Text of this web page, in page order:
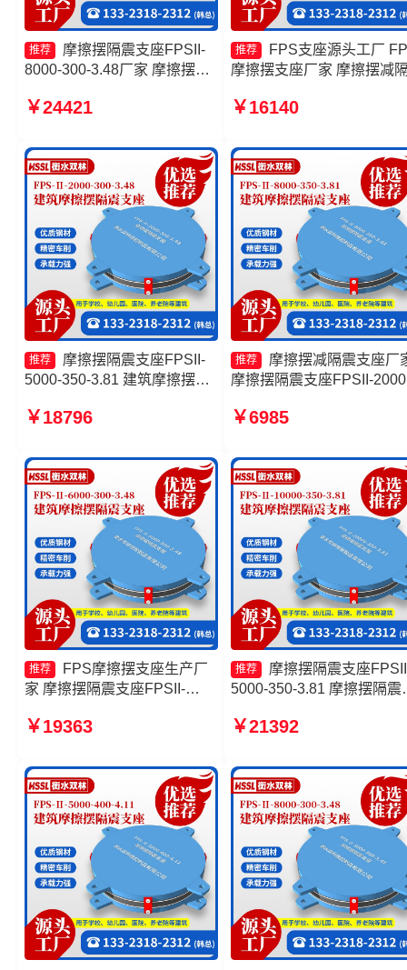
推荐
摩擦摆隔震支座FPSII-
8000-300-3.48厂家 摩擦摆隔
厂家 建筑摩擦摆减隔震支座
产厂家
￥24421
推荐
FPS支座源头工厂
摩擦摆支座厂家 摩擦摆减
FPSII-9000-350-3.81源头
￥16140
推荐
摩擦摆隔震支座FPSII-
5000-350-3.81 建筑摩擦摆式
式隔震支座 摩擦摆支座厂家
￥18796
推荐
摩擦摆减隔震支座厂
摩擦摆隔震支座FPSII-
摩擦摆支座 摩擦摆隔震支
￥6985
推荐
FPS摩擦摆支座生产厂
家 摩擦摆隔震支座FPSII-
擦摆隔震支座FPSII-5000-
￥19363
推荐
摩擦摆隔震支座
5000-350-3.81 摩擦摆隔震
工厂 摩擦摆隔震支座FPSII-
制源头工厂
￥21392